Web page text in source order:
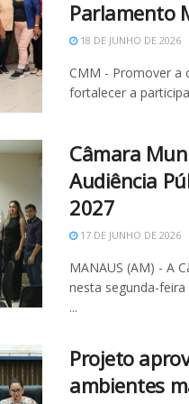
Parlamento
18 DE JUNHO DE 2026
CMM - Promover a
fortalecer a
Câmara
Audiência
2027
17 DE JUNHO DE 2026
MANAUS (AM) - A
nesta segunda-feira
...
Projeto
ambientes